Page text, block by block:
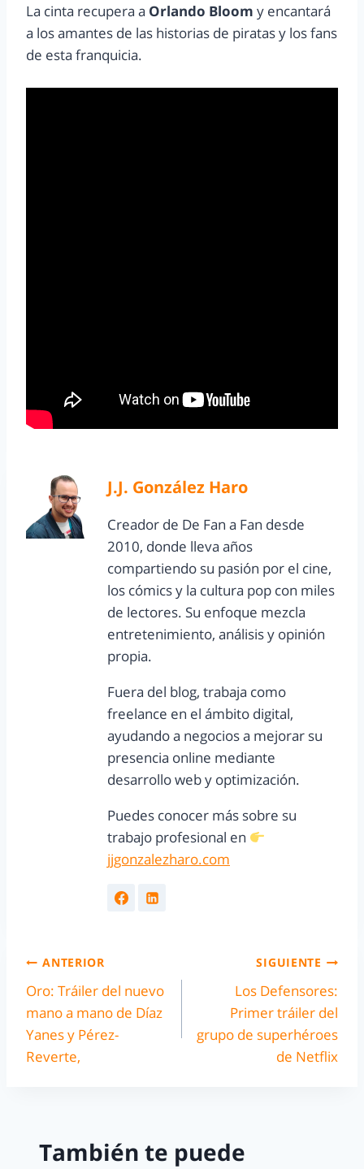
La cinta recupera a Orlando Bloom y encantará
a los amantes de las historias de piratas y los fans
de esta franquicia.
J.J. González Haro
Creador de De Fan a Fan desde
2010, donde lleva años
compartiendo su pasión por el cine,
los cómics y la cultura pop con miles
de lectores. Su enfoque mezcla
entretenimiento, análisis y opinión
propia.
Fuera del blog, trabaja como
freelance en el ámbito digital,
ayudando a negocios a mejorar su
presencia online mediante
desarrollo web y optimización.
Puedes conocer más sobre su
trabajo profesional en
jjgonzalezharo.com
ANTERIOR
Oro: Tráiler del nuevo
mano a mano de Díaz
Yanes y Pérez-
Reverte,
SIGUIENTE
Los Defensores:
Primer tráiler del
grupo de superhéroes
de Netflix
También te puede